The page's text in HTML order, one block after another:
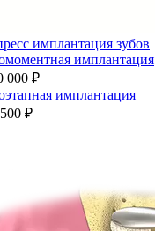
имплантация зубов
имплантация
000 ₽
имплантация
₽